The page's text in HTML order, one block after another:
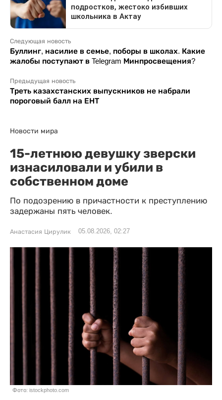
Следующая новость
Буллинг, насилие в семье, поборы в школах. Какие
жалобы поступают в Telegram Минпросвещения?
Предыдущая новость
Треть казахстанских выпускников не набрали
пороговый балл на ЕНТ
Новости мира
15-летнюю девушку зверски
изнасиловали и убили в
собственном доме
По подозрению в причастности к преступлению
задержаны пять человек.
Анастасия Цирулик 05.08.2026, 02:27
Фото: istockphoto.com